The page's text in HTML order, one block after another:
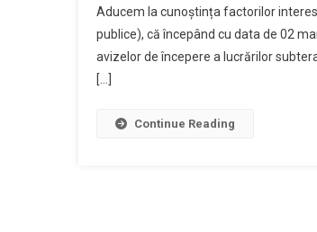
Aducem la cunoștința factorilor
publice), că începând cu data de 02
avizelor de începere a lucrărilor
[…]
Continue Reading